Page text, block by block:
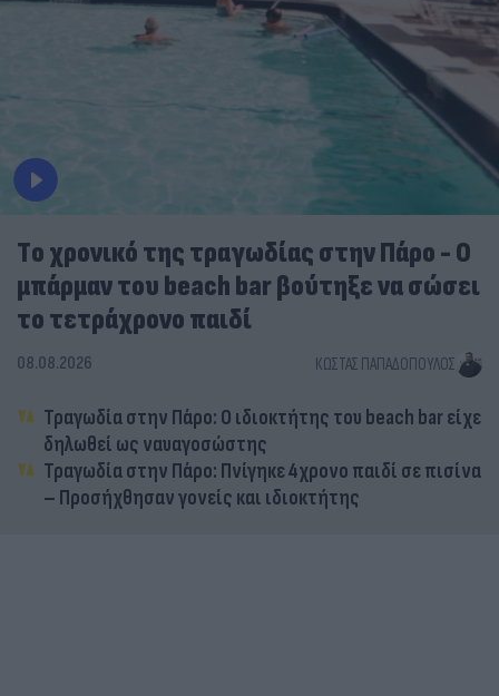
Tο χρονικό της τραγωδίας στην Πάρο - Ο
μπάρμαν του beach bar βούτηξε να σώσει
το τετράχρονο παιδί
08.08.2026 ΚΏΣΤΑΣ ΠΑΠΑΔΌΠΟΥΛΟΣ
Τραγωδία στην Πάρο: Ο ιδιοκτήτης του beach bar είχε
δηλωθεί ως ναυαγοσώστης
Τραγωδία στην Πάρο: Πνίγηκε 4χρονο παιδί σε πισίνα
– Προσήχθησαν γονείς και ιδιοκτήτης